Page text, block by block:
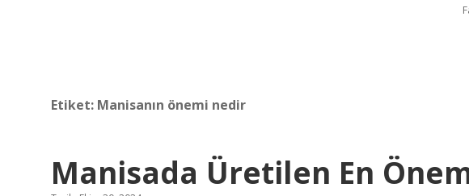
Etiket: Manisanın önemi nedir
Manisada Üretilen En